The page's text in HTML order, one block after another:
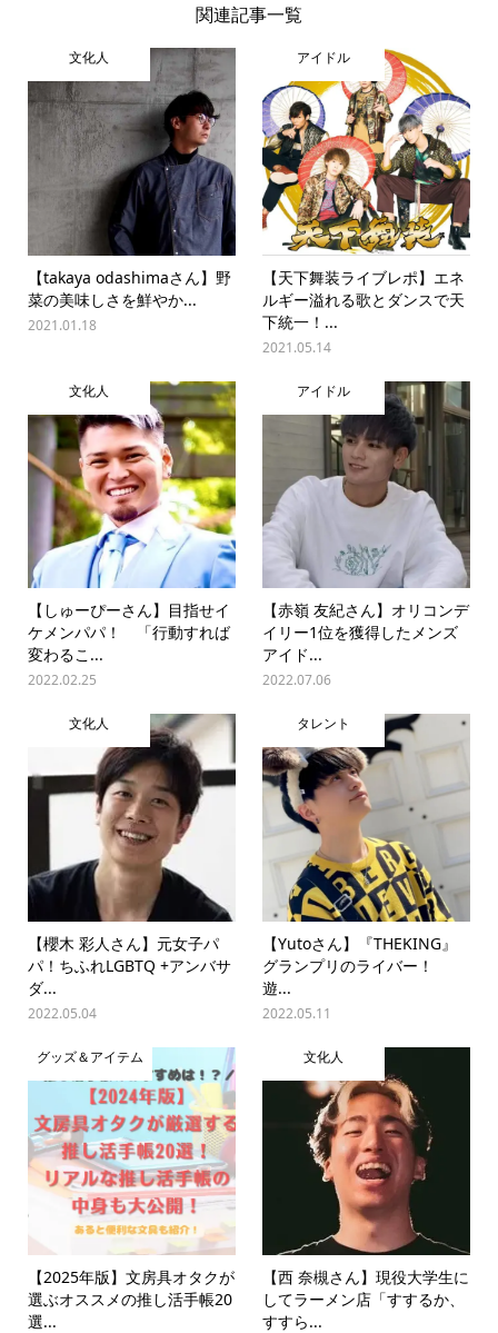
関連記事一覧
文化人
【takaya odashimaさん】野
菜の美味しさを鮮やか...
2021.01.18
アイドル
【天下舞装ライブレポ】エネ
ルギー溢れる歌とダンスで天
下統一！...
2021.05.14
文化人
【しゅーぴーさん】目指せイ
ケメンパパ！ 「行動すれば
変わるこ...
2022.02.25
アイドル
【赤嶺 友紀さん】オリコンデ
イリー1位を獲得したメンズ
アイド...
2022.07.06
文化人
【櫻木 彩人さん】元女子パ
パ！ちふれLGBTQ +アンバサ
ダ...
2022.05.04
タレント
【Yutoさん】『THEKING』
グランプリのライバー！
遊...
2022.05.11
グッズ＆アイテム
【2025年版】文房具オタクが
選ぶオススメの推し活手帳20
選...
文化人
【西 奈槻さん】現役大学生に
してラーメン店「すするか、
すすら...